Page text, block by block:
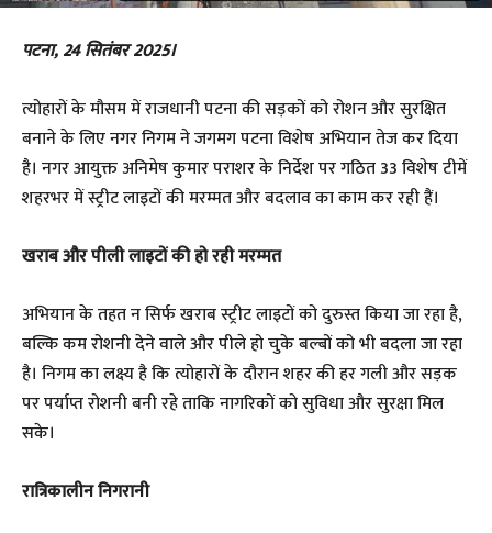
पटना, 24 सितंबर 2025।
त्योहारों के मौसम में राजधानी पटना की सड़कों को रोशन और सुरक्षित
बनाने के लिए नगर निगम ने जगमग पटना विशेष अभियान तेज कर दिया
है। नगर आयुक्त अनिमेष कुमार पराशर के निर्देश पर गठित 33 विशेष टीमें
शहरभर में स्ट्रीट लाइटों की मरम्मत और बदलाव का काम कर रही हैं।
खराब और पीली लाइटों की हो रही मरम्मत
अभियान के तहत न सिर्फ खराब स्ट्रीट लाइटों को दुरुस्त किया जा रहा है,
बल्कि कम रोशनी देने वाले और पीले हो चुके बल्बों को भी बदला जा रहा
है। निगम का लक्ष्य है कि त्योहारों के दौरान शहर की हर गली और सड़क
पर पर्याप्त रोशनी बनी रहे ताकि नागरिकों को सुविधा और सुरक्षा मिल
सके।
रात्रिकालीन निगरानी